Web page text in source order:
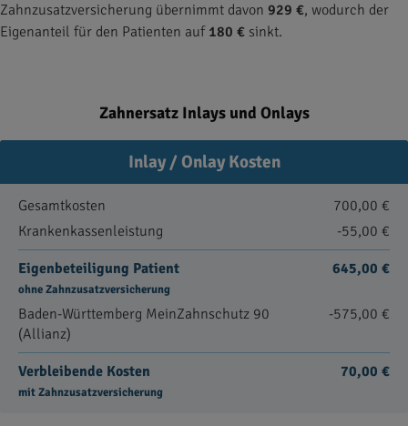
Zahnzusatzversicherung übernimmt davon 929 €, wodurch der
Eigenanteil für den Patienten auf 180 € sinkt.
Zahnersatz Inlays und Onlays
Inlay / Onlay Kosten
Gesamtkosten
700,00 €
Krankenkassenleistung
-55,00 €
Eigenbeteiligung Patient
ohne Zahnzusatzversicherung
645,00 €
Baden-Württemberg MeinZahnschutz 90
(Allianz)
-575,00 €
Verbleibende Kosten
mit Zahnzusatzversicherung
70,00 €